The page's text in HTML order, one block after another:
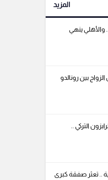
المزيد
ينهي
بين رونالدو
التركي ..
.. تعثر صفقة كبرى